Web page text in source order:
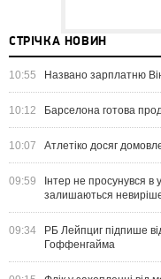
СТРІЧКА НОВИН
10:55 Названо зарплатню
10:12 Барселона готова
10:07 Атлетіко досяг
09:59
Інтер не просунувся
залишаються
09:34
РБ Лейпциг підпише
Гоффенгайма